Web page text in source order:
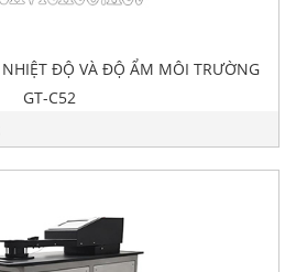
ĐỘ VÀ ĐỘ ẨM MÔI TRƯỜNG
GT-C52